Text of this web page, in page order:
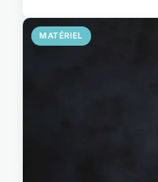
MATÉRIEL